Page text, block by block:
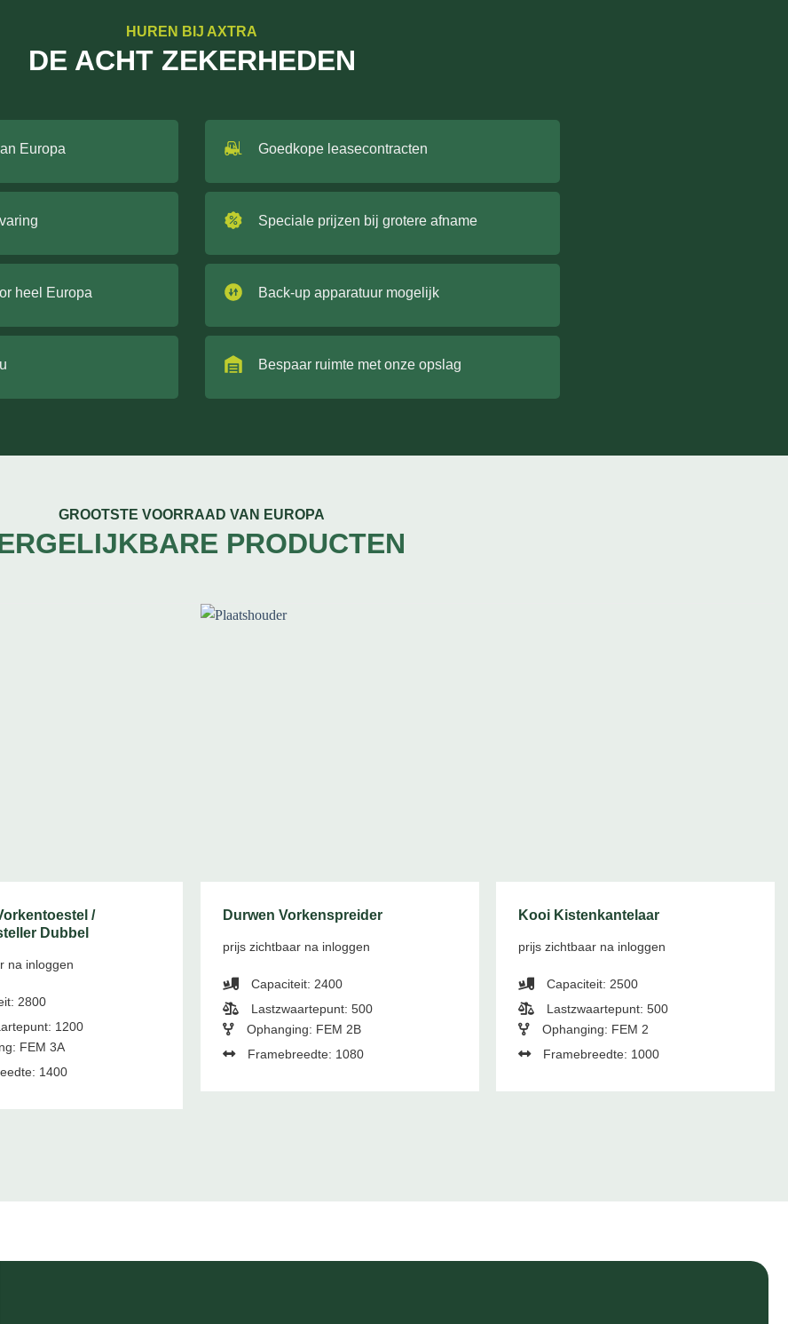
HUREN BIJ AXTRA
DE ACHT ZEKERHEDEN
Europa
heel Europa
Goedkope leasecontracten
Speciale prijzen bij grotere afname
Back-up apparatuur mogelijk
Bespaar ruimte met onze opslag
GROOTSTE VOORRAAD VAN EUROPA
PRODUCTEN
/
Dubbel
na inloggen
2800
1200
FEM 3A
1400
Durwen Vorkenspreider
prijs zichtbaar na inloggen
Capaciteit: 2400
Lastzwaartepunt: 500
Ophanging: FEM 2B
Framebreedte: 1080
Kooi Kistenkantelaar
prijs zichtbaar na inloggen
Capaciteit: 2500
Lastzwaartepunt: 500
Ophanging: FEM 2
Framebreedte: 1000